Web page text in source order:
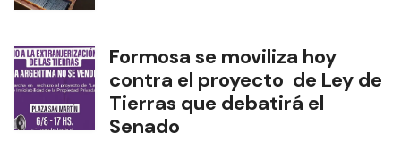
Formosa se moviliza hoy
contra el proyecto de Ley de
Tierras que debatirá el
Senado